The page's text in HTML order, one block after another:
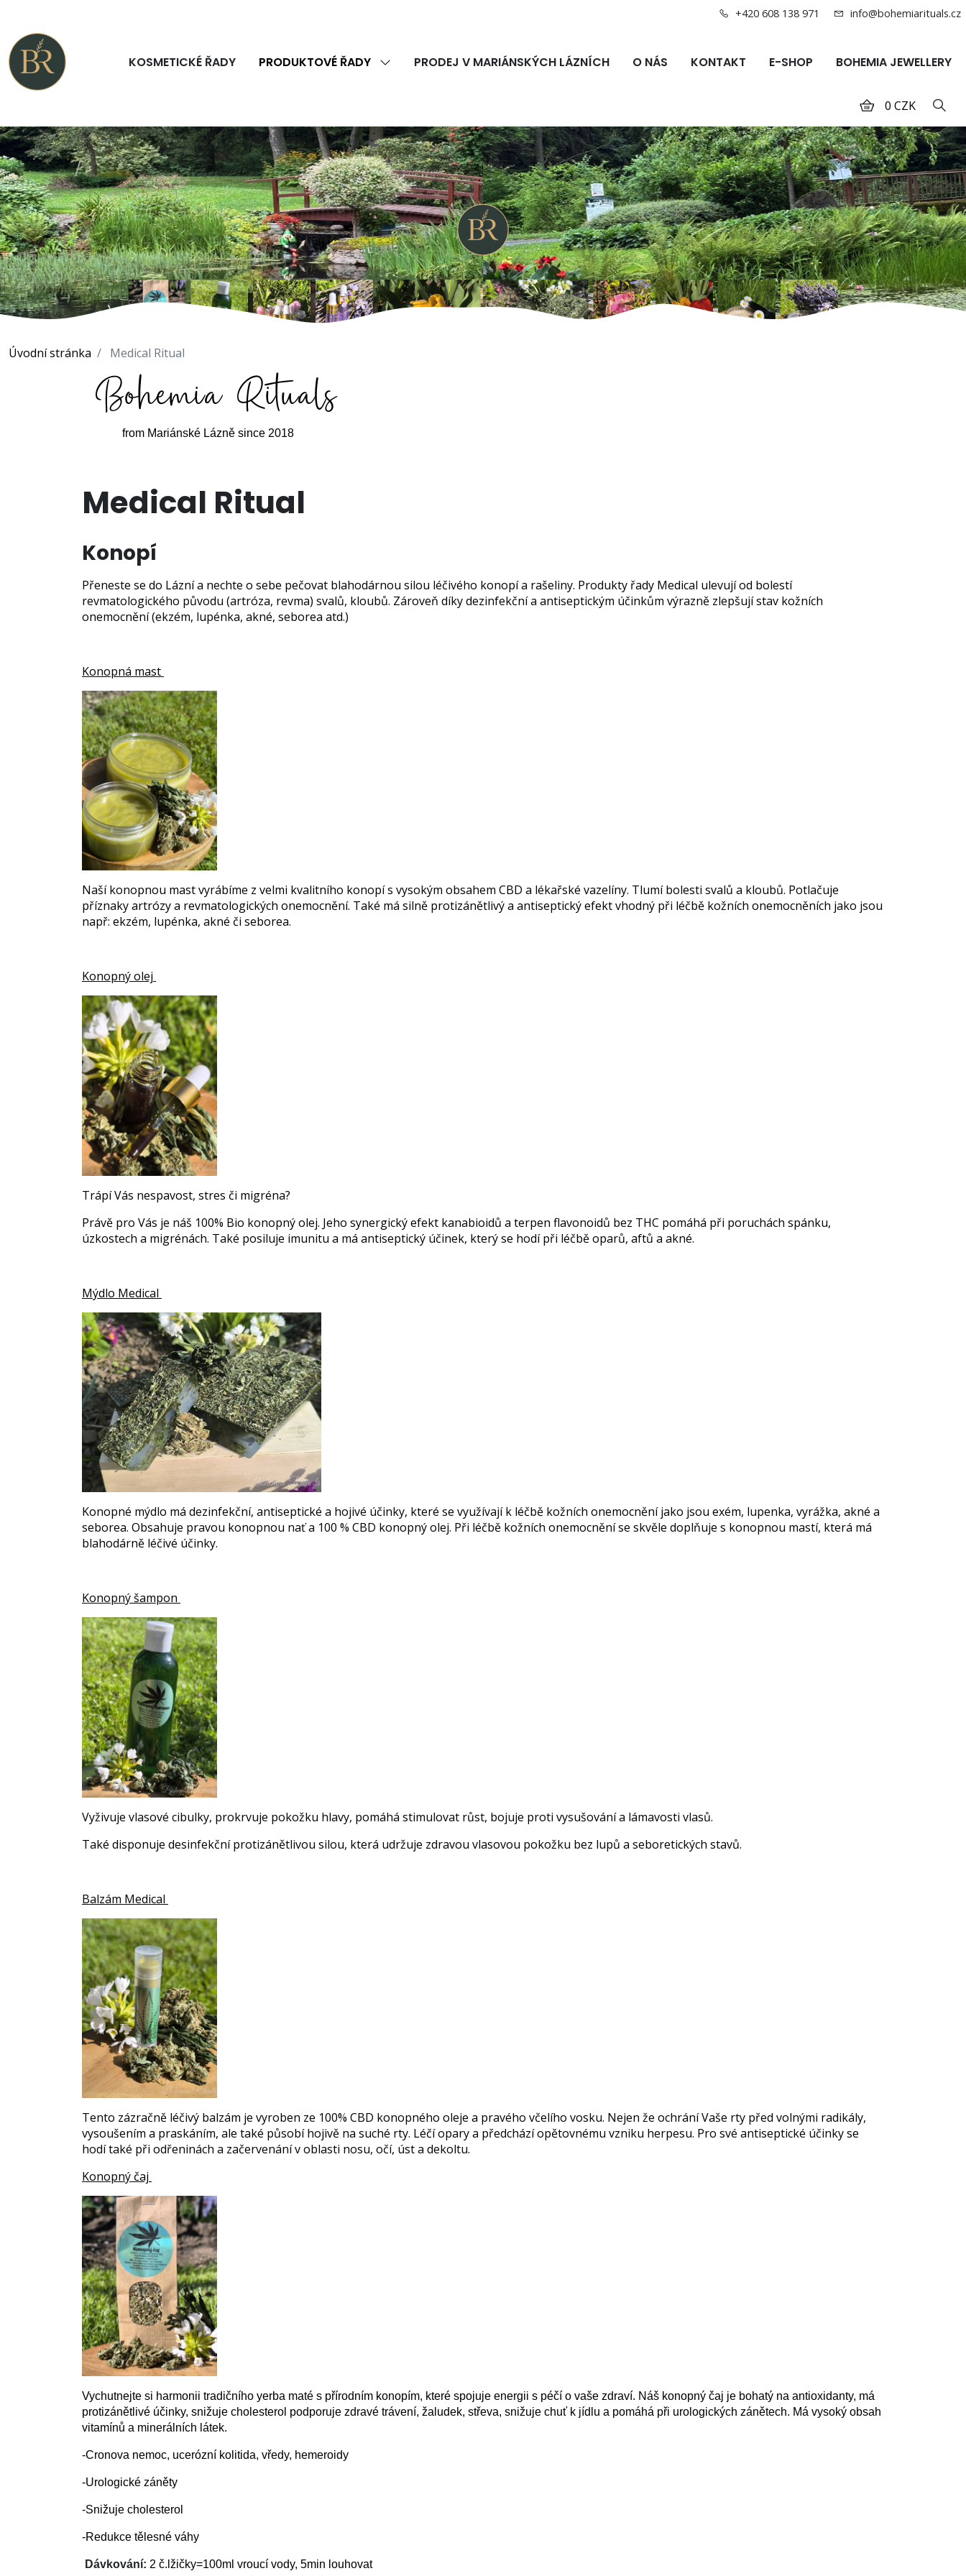
+420 608 138 971 info@bohemiarituals.cz
KOSMETICKÉ ŘADY PRODUKTOVÉ ŘADY PRODEJ V MARIÁNSKÝCH LÁZNÍCH O NÁS KONTAKT E-SHOP BOHEMIA JEWELLERY
0 CZK
Úvodní stránka Medical Ritual
from Mariánské Lázně since 2018
Medical Ritual
Konopí
Přeneste se do Lázní a nechte o sebe pečovat blahodárnou silou léčivého konopí a rašeliny. Produkty řady Medical ulevují od bolestí
revmatologického původu (artróza, revma) svalů, kloubů. Zároveň díky dezinfekční a antiseptickým účinkům výrazně zlepšují stav kožních
onemocnění (ekzém, lupénka, akné, seborea atd.)
Konopná mast
Naší konopnou mast vyrábíme z velmi kvalitního konopí s vysokým obsahem CBD a lékařské vazelíny. Tlumí bolesti svalů a kloubů. Potlačuje
příznaky artrózy a revmatologických onemocnění. Také má silně protizánětlivý a antiseptický efekt vhodný při léčbě kožních onemocněních jako jsou
např: ekzém, lupénka, akné či seborea.
Konopný olej
Trápí Vás nespavost, stres či migréna?
Právě pro Vás je náš 100% Bio konopný olej. Jeho synergický efekt kanabioidů a terpen flavonoidů bez THC pomáhá při poruchách spánku,
úzkostech a migrénách. Také posiluje imunitu a má antiseptický účinek, který se hodí při léčbě oparů, aftů a akné.
Mýdlo Medical
Konopné mýdlo má dezinfekční, antiseptické a hojivé účinky, které se využívají k léčbě kožních onemocnění jako jsou exém, lupenka, vyrážka, akné a
seborea. Obsahuje pravou konopnou nať a 100 % CBD konopný olej. Při léčbě kožních onemocnění se skvěle doplňuje s konopnou mastí, která má
blahodárně léčivé účinky.
Konopný šampon
Vyživuje vlasové cibulky, prokrvuje pokožku hlavy, pomáhá stimulovat růst, bojuje proti vysušování a lámavosti vlasů.
Také disponuje desinfekční protizánětlivou silou, která udržuje zdravou vlasovou pokožku bez lupů a seboretických stavů.
Balzám Medical
Tento zázračně léčivý balzám je vyroben ze 100% CBD konopného oleje a pravého včelího vosku. Nejen že ochrání Vaše rty před volnými radikály,
vysoušením a praskáním, ale také působí hojivě na suché rty. Léčí opary a předchází opětovnému vzniku herpesu. Pro své antiseptické účinky se
hodí také při odřeninách a začervenání v oblasti nosu, očí, úst a dekoltu.
Konopný čaj
Vychutnejte si harmonii tradičního yerba maté s přírodním konopím, které spojuje energii s péčí o vaše zdraví. Náš konopný čaj je bohatý na antioxidanty, má
protizánětlivé účinky, snižuje cholesterol podporuje zdravé trávení, žaludek, střeva, snižuje chuť k jídlu a pomáhá při urologických zánětech. Má vysoký obsah
vitamínů a minerálních látek.
-Cronova nemoc, ucerózní kolitida, vředy, hemeroidy
-Urologické záněty
-Snižuje cholesterol
-Redukce tělesné váhy
Dávkování: 2 č.lžičky=100ml vroucí vody, 5min louhovat